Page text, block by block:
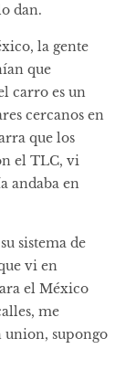
dan.
la gente
que
carro es un
cercanos en
que los
el TLC, vi
andaba en
sistema de
vi en
el México
me
union, supongo